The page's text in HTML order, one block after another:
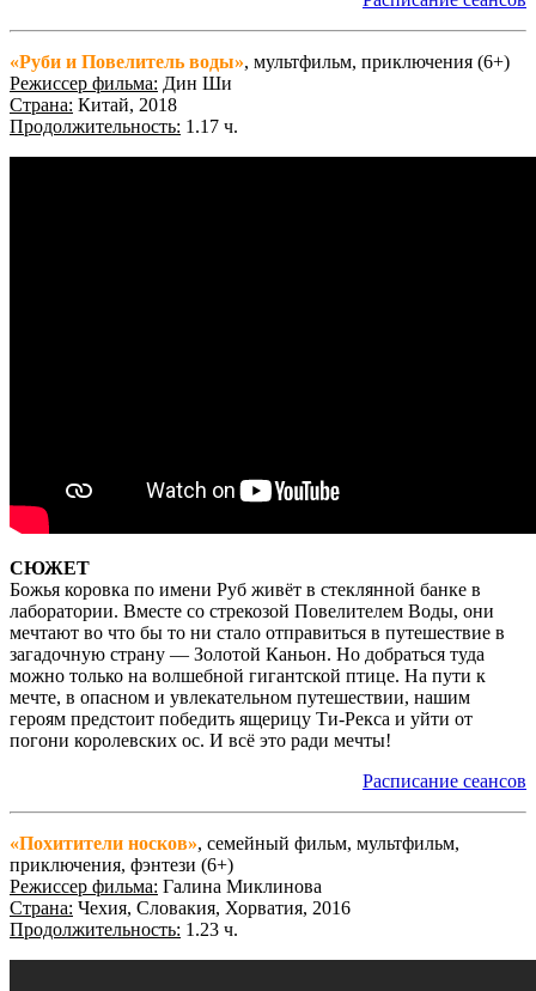
«Руби и Повелитель воды», мультфильм, приключения (6+)
Режиссер фильма: Дин Ши
Страна: Китай, 2018
Продолжительность: 1.17 ч.
СЮЖЕТ
Божья коровка по имени Руб живёт в стеклянной банке в
лаборатории. Вместе со стрекозой Повелителем Воды, они
мечтают во что бы то ни стало отправиться в путешествие в
загадочную страну — Золотой Каньон. Но добраться туда
можно только на волшебной гигантской птице. На пути к
мечте, в опасном и увлекательном путешествии, нашим
героям предстоит победить ящерицу Ти-Рекса и уйти от
погони королевских ос. И всё это ради мечты!
Расписание сеансов
«Похитители носков», семейный фильм, мультфильм,
приключения, фэнтези (6+)
Режиссер фильма: Галина Миклинова
Страна: Чехия, Словакия, Хорватия, 2016
Продолжительность: 1.23 ч.